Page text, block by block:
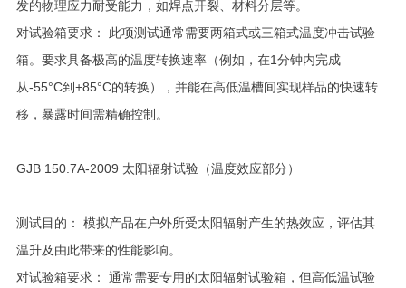
发的物理应力耐受能力，如焊点开裂、材料分层等。
对试验箱要求： 此项测试通常需要两箱式或三箱式温度冲击试验
箱。要求具备极高的温度转换速率（例如，在1分钟内完成
从-55°C到+85°C的转换），并能在高低温槽间实现样品的快速转
移，暴露时间需精确控制。
GJB 150.7A-2009 太阳辐射试验（温度效应部分）
测试目的： 模拟产品在户外所受太阳辐射产生的热效应，评估其
温升及由此带来的性能影响。
对试验箱要求： 通常需要专用的太阳辐射试验箱，但高低温试验